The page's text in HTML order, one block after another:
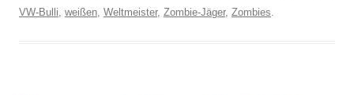
VW-Bulli, weißen, Weltmeister, Zombie-Jäger, Zombies.